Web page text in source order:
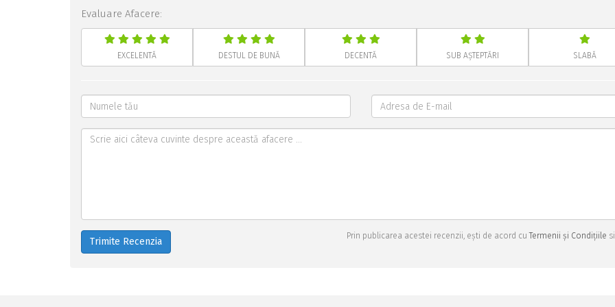
Evaluare Afacere:
EXCELENTĂ DESTUL DE BUNĂ DECENTĂ SUB AȘTEPTĂRI SLABĂ
Trimite Recenzia Prin publicarea acestei recenzii, ești de acord cuTermenii și Condițiile